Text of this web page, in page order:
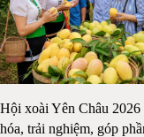
Hội xoài Yên Châu 2026
hóa, trải nghiệm, góp